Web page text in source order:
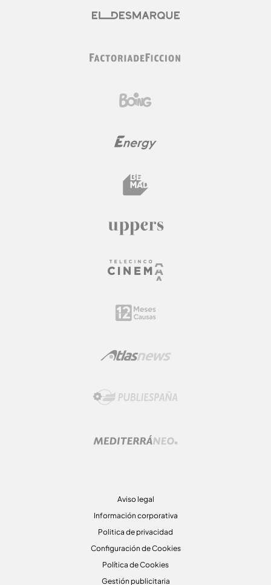
Aviso legal
Información corporativa
Politica de privacidad
Configuración de Cookies
Política de Cookies
Gestión publicitaria